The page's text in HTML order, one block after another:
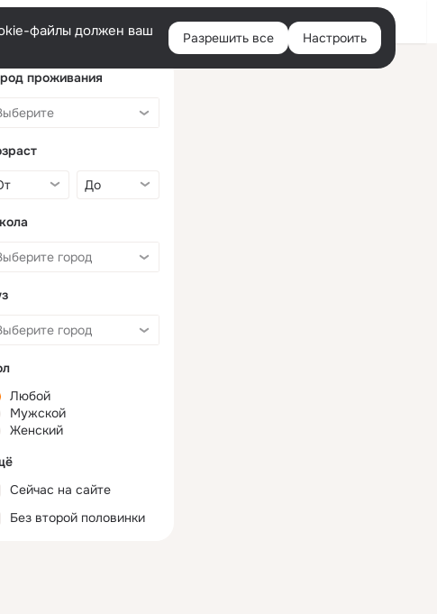
Войти
файлы должен ваш
Разрешить все Настроить
проживания
Любой
Мужской
Женский
Сейчас на сайте
Без второй половинки